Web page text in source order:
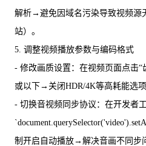
解析→避免因域名污染导致视频源
站）。
5. 调整视频播放参数与编码格式
- 修改画质设置：在视频页面点击
或以下→关闭HDR/4K等高耗能选项
- 切换音视频同步协议：在开发者
制开启自动播放→解决音画不同步